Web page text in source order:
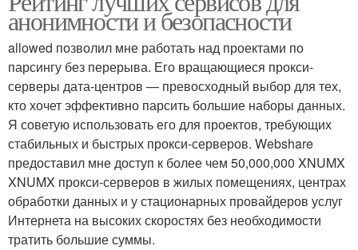
анонимности и безопасности
allowed позволил мне работать над проектами по
парсингу без перерыва. Его вращающиеся прокси-
серверы дата-центров — превосходный выбор для тех,
кто хочет эффективно парсить большие наборы данных.
Я советую использовать его для проектов, требующих
стабильных и быстрых прокси-серверов. Webshare
предоставил мне доступ к более чем 50,000,000 XNUMX
XNUMX прокси-серверов в жилых помещениях, центрах
обработки данных и у стационарных провайдеров услуг
Интернета на высоких скоростях без необходимости
тратить большие суммы.